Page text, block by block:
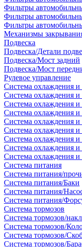
Фильтры
Фильтры
Фильтры
Механизмы
Подвеска
Подвеска/Детали
Подвеска/Мост задний
Подвеска/Мост
Рулевое управление
Система охлаждения и
Система охлаждения
Система охлаждения
Система охлаждения
Система охлаждения
Система охлаждения
Система охлаждения
Система охлаждения
Система охлаждения и
Система питания
Система питания/
Система питания/Баки
Система питания/
Система питания/
Система тормозов
Система тормозов/
Система тормозов/
Система тормозов/
Система тормозов/